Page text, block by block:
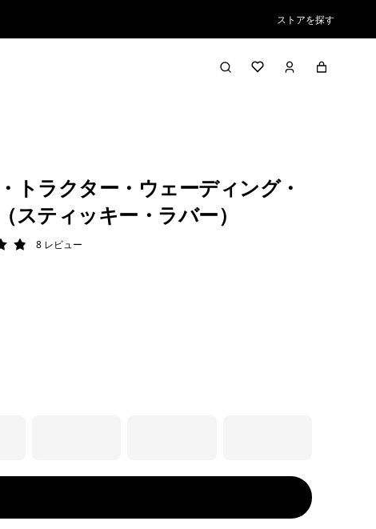
ストアを探す
トラクター・ウェーディング・
スティッキー・ラバー）
: 4.9 / 5
8 レビュー